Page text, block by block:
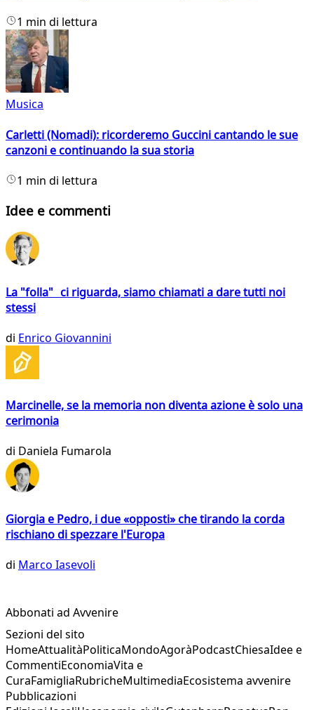
1 min di lettura
Musica
Carletti (Nomadi): ricorderemo Guccini cantando le sue
canzoni e continuando la sua storia
1 min di lettura
Idee e commenti
La "folla" ci riguarda, siamo chiamati a dare tutti noi
stessi
di Enrico Giovannini
Marcinelle, se la memoria non diventa azione è solo una
cerimonia
di Daniela Fumarola
Giorgia e Pedro, i due «opposti» che tirando la corda
rischiano di spezzare l'Europa
di Marco Iasevoli
Abbonati ad Avvenire
Sezioni del sito
HomeAttualitàPoliticaMondoAgoràPodcastChiesaIdee e
CommentiEconomiaVita e
CuraFamigliaRubricheMultimediaEcosistema avvenire
Pubblicazioni